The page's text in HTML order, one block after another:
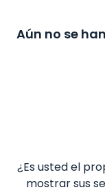
Aún no se
¿Es usted el
mostrar sus